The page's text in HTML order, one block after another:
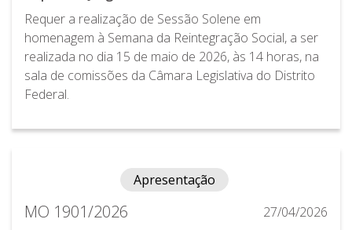
Requer a realização de Sessão Solene em
homenagem à Semana da Reintegração Social, a ser
realizada no dia 15 de maio de 2026, às 14 horas, na
sala de comissões da Câmara Legislativa do Distrito
Federal.
Apresentação
MO 1901/2026
27/04/2026